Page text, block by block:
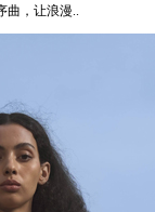
曲，让浪漫..